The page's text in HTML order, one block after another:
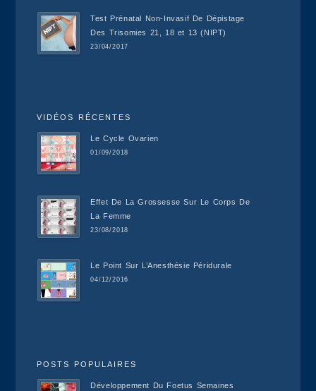
Test Prénatal Non-Invasif De Dépistage
Des Trisomies 21, 18 et 13 (NIPT)
23/04/2017
VIDÉOS RÉCENTES
Le Cycle Ovarien
01/09/2018
Effet De La Grossesse Sur Le Corps De
La Femme
23/08/2018
Le Point Sur L’Anesthésie Péridurale
04/12/2016
POSTS POPULAIRES
Développement Du Foetus Semaines